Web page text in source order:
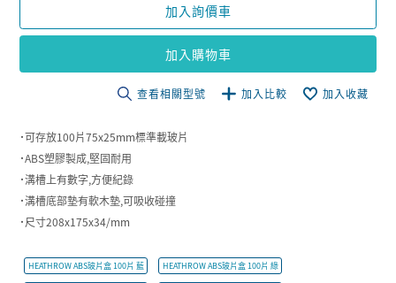
加入詢價車
加入購物車
查看相關型號 加入比較 加入收藏
˙可存放100片75x25mm標準載玻片
˙ABS塑膠製成,堅固耐用
˙溝槽上有數字,方便紀錄
˙溝槽底部墊有軟木墊,可吸收碰撞
˙尺寸208x175x34/mm
HEATHROW ABS玻片盒 100片 藍 HEATHROW ABS玻片盒 100片 綠